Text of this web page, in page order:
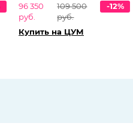
96 350
руб.
109 500
руб.
-12%
Купить на ЦУМ